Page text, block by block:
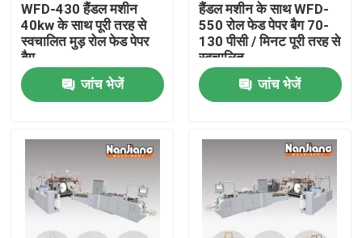
समाचार
मामलों
फ्लैट हैंडल पेपर बैग मशीन
हैंडल मशीन के साथ रोल फेड पेपर बैग
WFD-430 हैंडल मशीन
40kw के साथ पूरी तरह से
स्वचालित मुड़ रोल फेड पेपर
बैग
जांच भेजें
हैंडल मशीन के साथ WFD-
550 रोल फेड पेपर बैग 70-
130 पीसी / मिनट पूरी तरह से
स्वचालित
जांच भेजें